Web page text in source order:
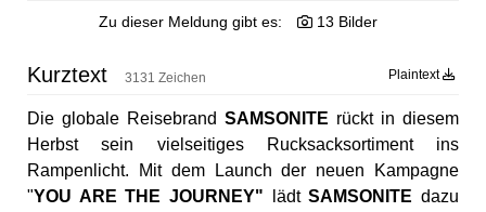
Zu dieser Meldung gibt es: 13 Bilder
Kurztext 3131 Zeichen Plaintext
Die globale Reisebrand SAMSONITE rückt in diesem
Herbst sein vielseitiges Rucksacksortiment ins
Rampenlicht. Mit dem Launch der neuen Kampagne
"YOU ARE THE JOURNEY" lädtSAMSONITE dazu